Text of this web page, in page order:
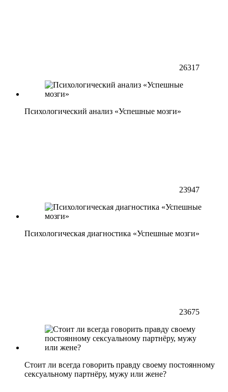
26317
Психологический анализ «Успешные мозги»
23947
Психологическая диагностика «Успешные мозги»
23675
Стоит ли всегда говорить правду своему постоянному
сексуальному партнёру, мужу или жене?